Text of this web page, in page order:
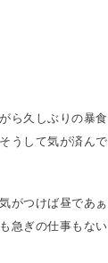
ら久しぶりの暴
うして気が済ん
がつけば昼であ
急ぎの仕事もな